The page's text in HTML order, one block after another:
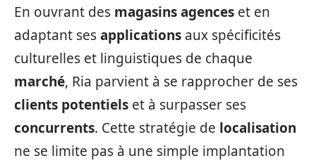
En ouvrant des magasins agences et en
adaptant sesapplications aux spécificités
culturelles et linguistiques de chaque
marché, Ria parvient à se rapprocher de ses
clients potentiels et à surpasser ses
concurrents. Cette stratégie de localisation
ne se limite pas à une simple implantation